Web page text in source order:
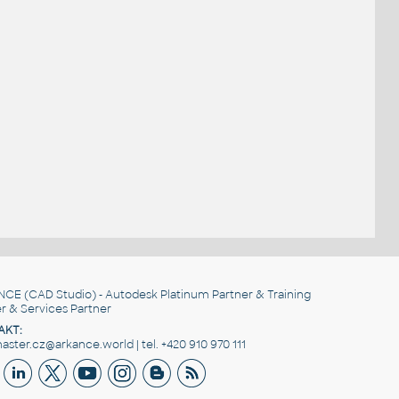
(CAD Studio) - Autodesk Platinum Partner & Training
& Services Partner
| tel. +420 910 970 111